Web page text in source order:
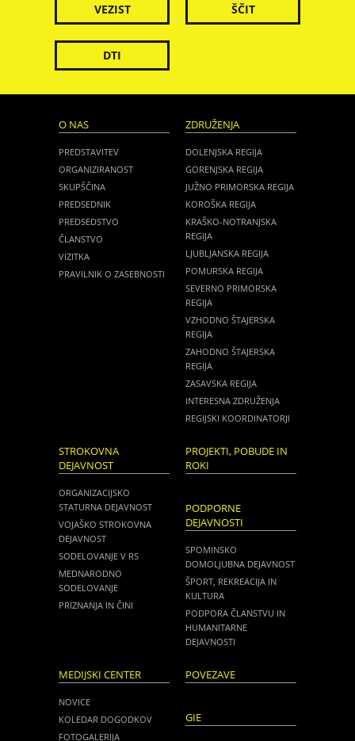
VEZIST ŠČIT
DTI
O NAS
PREDSTAVITEV
ORGANIZIRANOST
SKUPŠČINA
PREDSEDNIK
PREDSEDSTVO
ČLANSTVO
VIZITKA
PRAVILNIK O ZASEBNOSTI
ZDRUŽENJA
DOLENJSKA REGIJA
GORENJSKA REGIJA
JUŽNO PRIMORSKA REGIJA
KOROŠKA REGIJA
KRAŠKO-NOTRANJSKA
REGIJA
LJUBLJANSKA REGIJA
POMURSKA REGIJA
SEVERNO PRIMORSKA
REGIJA
VZHODNO ŠTAJERSKA
REGIJA
ZAHODNO ŠTAJERSKA
REGIJA
ZASAVSKA REGIJA
INTERESNA ZDRUŽENJA
REGIJSKI KOORDINATORJI
STROKOVNA
DEJAVNOST
ORGANIZACIJSKO
STATURNA DEJAVNOST
VOJAŠKO STROKOVNA
DEJAVNOST
SODELOVANJE V RS
MEDNARODNO
SODELOVANJE
PRIZNANJA IN ČINI
PROJEKTI, POBUDE IN
ROKI
PODPORNE
DEJAVNOSTI
SPOMINSKO
DOMOLJUBNA DEJAVNOST
ŠPORT, REKREACIJA IN
KULTURA
PODPORA ČLANSTVU IN
HUMANITARNE
DEJAVNOSTI
MEDIJSKI CENTER
NOVICE
KOLEDAR DOGODKOV
FOTOGALERIJA
POVEZAVE
GIE